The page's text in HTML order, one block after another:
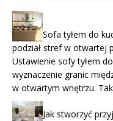
Sofa tyłem do
podział stref w otwartej
Ustawienie sofy tyłem
wyznaczenie granic
w otwartym wnętrzu.
Jak stworzyć